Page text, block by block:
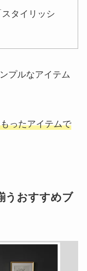
スタイリッシ
プルなアイテム
ったアイテムで
うおすすめブ